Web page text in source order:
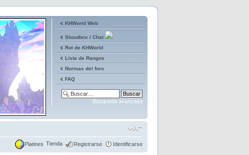
KHWorld Web
Shoutbox / Chat
Rol de KHWorld
Lista de Rangos
Normas del foro
FAQ
Búsqueda avanzada
Platines Tienda Registrarse Identificarse